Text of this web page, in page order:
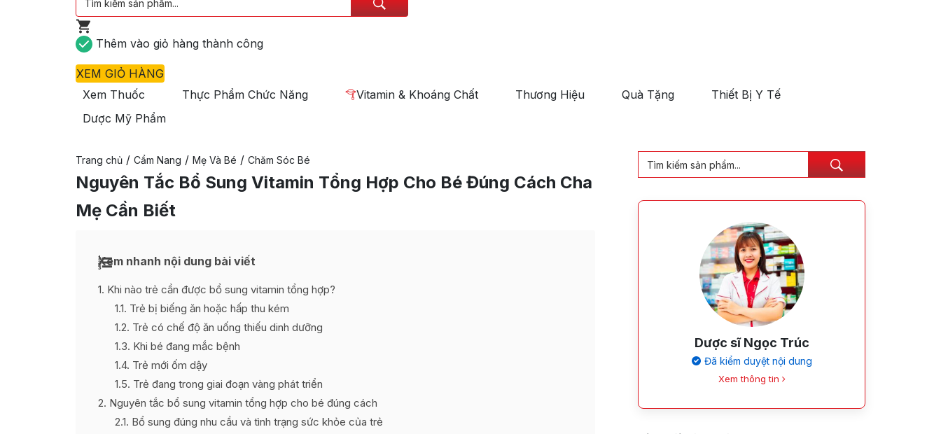
Thêm vào giỏ hàng thành công
XEM GIỎ HÀNG
Xem Thuốc
Thực Phẩm Chức Năng Vitamin & Khoáng Chất Thương Hiệu Quà Tặng
Thiết Bị Y Tế
Dược Mỹ Phẩm
Trang chủ / Cẩm Nang / Mẹ Và Bé / Chăm Sóc Bé
Nguyên Tắc Bổ Sung Vitamin Tổng Hợp Cho Bé Đúng Cách Cha
Mẹ Cần Biết
Xem nhanh nội dung bài viết
1 Khi nào trẻ cần được bổ sung vitamin tổng hợp?
1.1 Trẻ bị biếng ăn hoặc hấp thu kém
1.2 Trẻ có chế độ ăn uống thiếu dinh dưỡng
1.3 Khi bé đang mắc bệnh
1.4 Trẻ mới ốm dậy
1.5 Trẻ đang trong giai đoạn vàng phát triển
2 Nguyên tắc bổ sung vitamin tổng hợp cho bé đúng cách
2.1 Bổ sung đúng nhu cầu và tình trạng sức khỏe của trẻ
Dược sĩ Ngọc Trúc
Đã kiểm duyệt nội dung
Xem thông tin